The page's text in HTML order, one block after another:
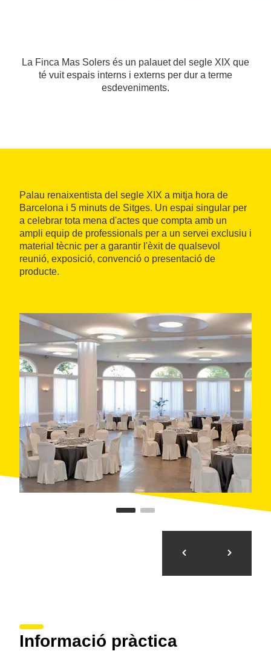
La Finca Mas Solers és un palauet del segle XIX que
té vuit espais interns i externs per dur a terme
esdeveniments.
Palau renaixentista del segle XIX a mitja hora de
Barcelona i 5 minuts de Sitges. Un espai singular per
a celebrar tota mena d'actes que compta amb un
ampli equip de professionals per a un servei exclusiu i
material tècnic per a garantir l'èxit de qualsevol
reunió, exposició, convenció o presentació de
producte.
Informació pràctica